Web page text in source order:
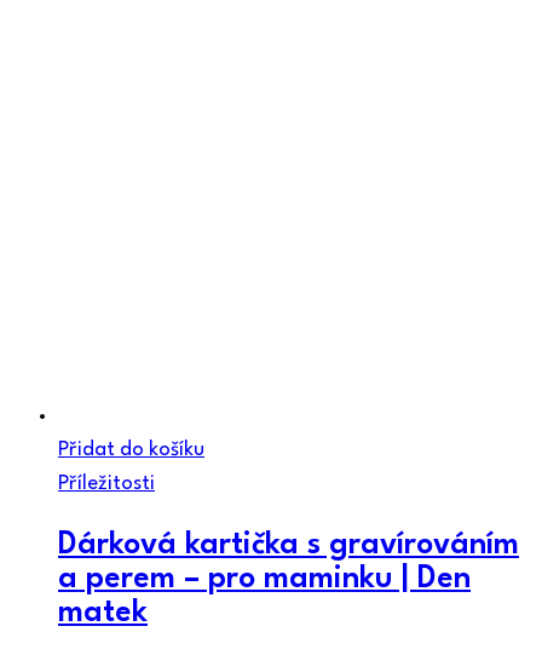
Přidat do košíku
Příležitosti
Dárková kartička s gravírováním
a perem – pro maminku | Den
matek